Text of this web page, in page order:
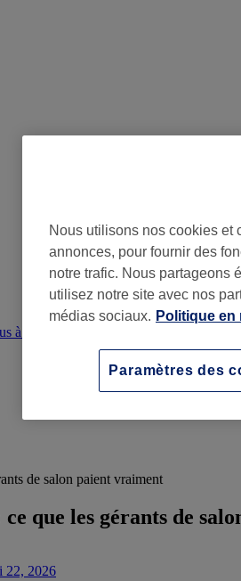
à Treatwell Pro
de salon paient vraiment
que les gérants de
22, 2026
Nous utilisons nos cookies et
annonces, pour fournir des
notre trafic. Nous partageons
utilisez notre site avec nos
médias sociaux. Politique en
Paramètres des